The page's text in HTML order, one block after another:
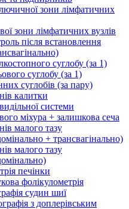
зони лімфатичних
зони лімфатичних вузлів
після встановлення
суглобу (за 1)
суглобу (за 1)
суглобів (за пару)
калитки
системи
міхура + залишкова сеча
малого тазу
+ трансвагінально)
малого тазу
печінки
фолікулометрія
судин шиї
з доплерівським